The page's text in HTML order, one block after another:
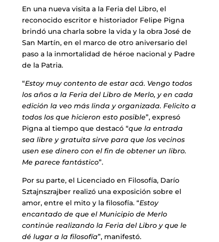
En una nueva visita a la Feria del Libro, el
reconocido escritor e historiador Felipe Pigna
brindó una charla sobre la vida y la obra José de
San Martín, en el marco de otro aniversario del
paso a la inmortalidad de héroe nacional y Padre
de la Patria.
“Estoy muy contento de estar acá. Vengo todos
los años a la Feria del Libro de Merlo, y en cada
edición la veo más linda y organizada. Felicito a
todos los que hicieron esto posible”, expresó
Pigna al tiempo que destacó “que la entrada
sea libre y gratuita sirve para que los vecinos
usen ese dinero con el fin de obtener un libro.
Me parece fantástico”.
Por su parte, el Licenciado en Filosofía, Darío
Sztajnszrajber realizó una exposición sobre el
amor, entre el mito y la filosofía. “Estoy
encantado de que el Municipio de Merlo
continúe realizando la Feria del Libro y que le
dé lugar a la filosofía”, manifestó.